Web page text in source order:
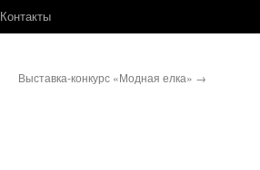
Контакты
Выставка-конкурс «Модная елка» →